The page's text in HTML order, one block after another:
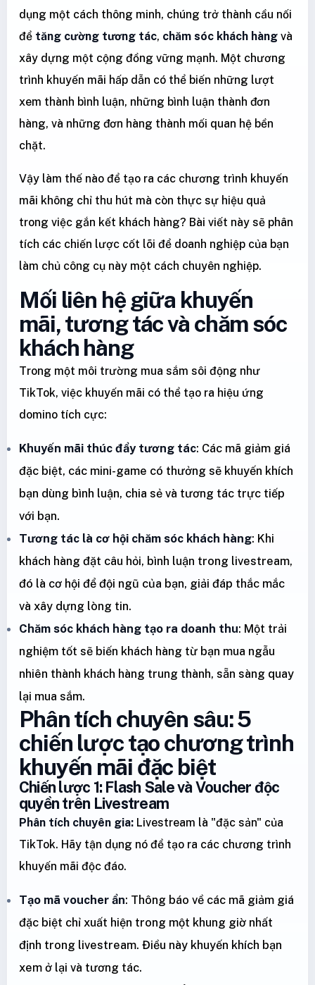
dụng một cách thông minh, chúng trở thành cầu nối
để tăng cường tương tác, chăm sóc khách hàng và
xây dựng một cộng đồng vững mạnh. Một chương
trình khuyến mãi hấp dẫn có thể biến những lượt
xem thành bình luận, những bình luận thành đơn
hàng, và những đơn hàng thành mối quan hệ bền
chặt.
Vậy làm thế nào để tạo ra các chương trình khuyến
mãi không chỉ thu hút mà còn thực sự hiệu quả
trong việc gắn kết khách hàng? Bài viết này sẽ phân
tích các chiến lược cốt lõi để doanh nghiệp của bạn
làm chủ công cụ này một cách chuyên nghiệp.
Mối liên hệ giữa khuyến
mãi, tương tác và chăm sóc
khách hàng
Trong một môi trường mua sắm sôi động như
TikTok, việc khuyến mãi có thể tạo ra hiệu ứng
domino tích cực:
Khuyến mãi thúc đẩy tương tác: Các mã giảm giá
đặc biệt, các mini-game có thưởng sẽ khuyến khích
bạn dùng bình luận, chia sẻ và tương tác trực tiếp
với bạn.
Tương tác là cơ hội chăm sóc khách hàng: Khi
khách hàng đặt câu hỏi, bình luận trong livestream,
đó là cơ hội để đội ngũ của bạn, giải đáp thắc mắc
và xây dựng lòng tin.
Chăm sóc khách hàng tạo ra doanh thu: Một trải
nghiệm tốt sẽ biến khách hàng từ bạn mua ngẫu
nhiên thành khách hàng trung thành, sẵn sàng quay
lại mua sắm.
Phân tích chuyên sâu: 5
chiến lược tạo chương trình
khuyến mãi đặc biệt
Chiến lược 1: Flash Sale và Voucher độc
quyền trên Livestream
Phân tích chuyên gia: Livestream là "đặc sản" của
TikTok. Hãy tận dụng nó để tạo ra các chương trình
khuyến mãi độc đáo.
Tạo mã voucher ẩn: Thông báo về các mã giảm giá
đặc biệt chỉ xuất hiện trong một khung giờ nhất
định trong livestream. Điều này khuyến khích bạn
xem ở lại và tương tác.